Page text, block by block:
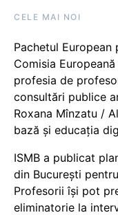
CELE MAI NOI
Pachetul
Comisia
profesia de
consultări publice
Roxana Mînzatu /
bază și educația
ISMB a publicat
din București
Profesorii își pot
eliminatorie la